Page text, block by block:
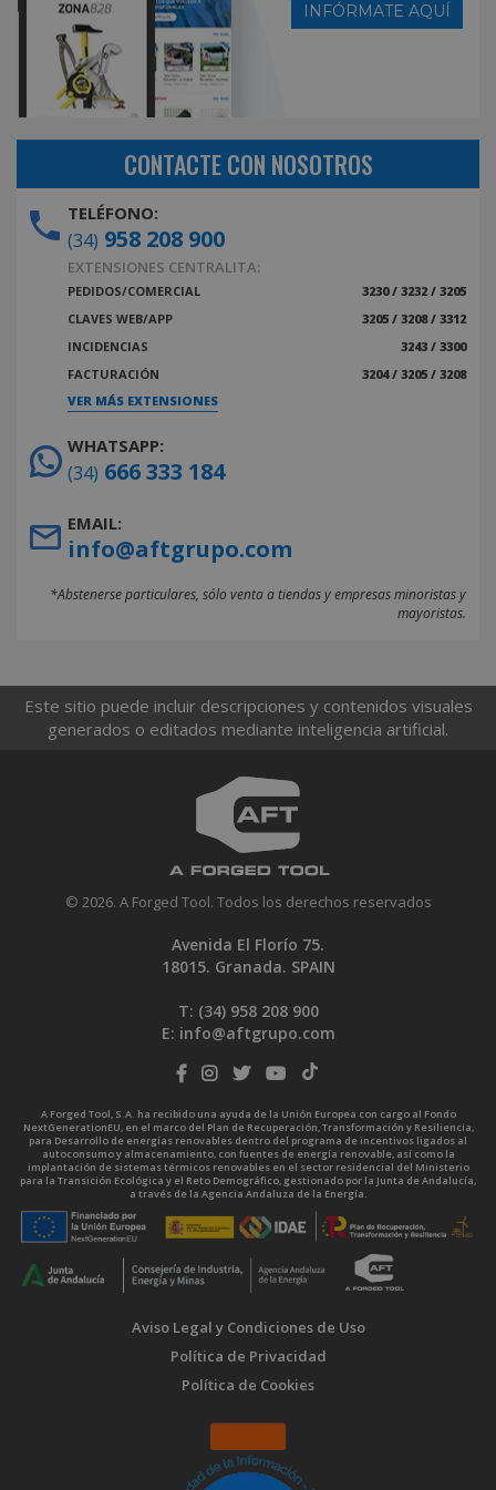
INFÓRMATE AQUÍ
CONTACTE CON NOSOTROS
TELÉFONO:
(34) 958 208 900
EXTENSIONES CENTRALITA:
PEDIDOS/COMERCIAL
3230 / 3232 / 3205
CLAVES WEB/APP
3205 / 3208 / 3312
INCIDENCIAS
3243 / 3300
FACTURACIÓN
3204 / 3205 / 3208
VER MÁS EXTENSIONES
WHATSAPP:
(34) 666 333 184
EMAIL:
info@aftgrupo.com
*Abstenerse particulares, sólo venta a tiendas y empresas minoristas y
mayoristas.
Este sitio puede incluir descripciones y contenidos visuales
generados o editados mediante inteligencia artificial.
© 2026. A Forged Tool. Todos los derechos reservados
Avenida El Florío 75.
18015. Granada. SPAIN
T: (34) 958 208 900
E: info@aftgrupo.com
A Forged Tool, S.A. ha recibido una ayuda de la Unión Europea con cargo al Fondo
NextGenerationEU, en el marco del Plan de Recuperación, Transformación y Resiliencia,
para Desarrollo de energías renovables dentro del programa de incentivos ligados al
autoconsumo y almacenamiento, con fuentes de energía renovable, así como la
implantación de sistemas térmicos renovables en el sector residencial del Ministerio
para la Transición Ecológica y el Reto Demográfico, gestionado por la Junta de Andalucía,
a través de la Agencia Andaluza de la Energía.
Aviso Legal y Condiciones de Uso
Política de Privacidad
Política de Cookies